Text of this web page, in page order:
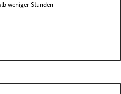
weniger Stunden